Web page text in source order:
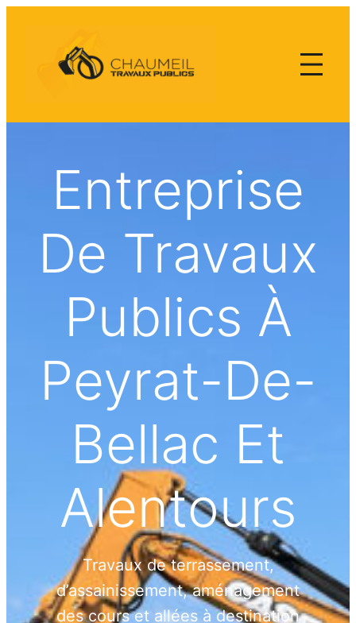
contenu
Entreprise
De Travaux
Publics À
Peyrat-De-
Bellac Et
Alentours
Travaux de terrassement,
d’assainissement, aménagement
des cours et allées à destination